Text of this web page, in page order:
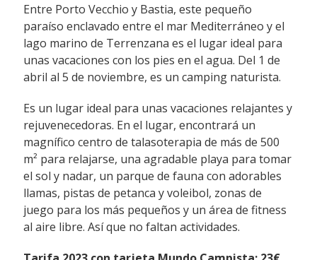
Entre Porto Vecchio y Bastia, este pequeño
paraíso enclavado entre el mar Mediterráneo y el
lago marino de Terrenzana es el lugar ideal para
unas vacaciones con los pies en el agua. Del 1 de
abril al 5 de noviembre, es un camping naturista.
Es un lugar ideal para unas vacaciones relajantes y
rejuvenecedoras. En el lugar, encontrará un
magnífico centro de talasoterapia de más de 500
m² para relajarse, una agradable playa para tomar
el sol y nadar, un parque de fauna con adorables
llamas, pistas de petanca y voleibol, zonas de
juego para los más pequeños y un área de fitness
al aire libre. Así que no faltan actividades.